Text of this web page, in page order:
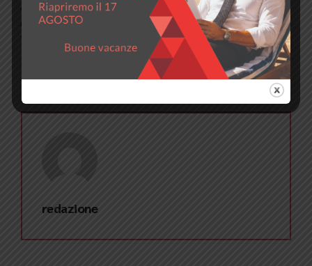
A proposito di ridurre l’impatto ambientale ed aumentare la
propria responsabilità ambientale e sociale d’impresa, leggi la
che offriamo!
redazione